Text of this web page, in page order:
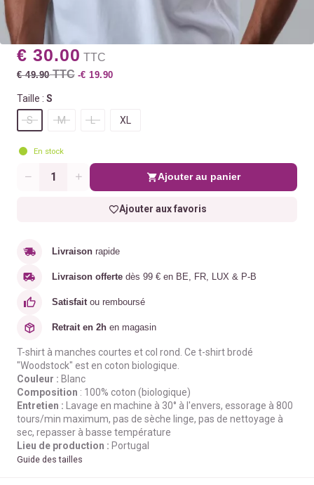
€ 30.00 TTC
€ 49.90TTC -€ 19.90
Taille : S
S
M L XL
En stock
Quantité Ajouter au panier
Ajouter aux favoris
Livraison rapide
Livraison offerte dès 99 € en BE, FR, LUX & P-B
Satisfait ou remboursé
Retrait en 2h en magasin
T-shirt à manches courtes et col rond. Ce t-shirt brodé
"Woodstock" est en coton biologique.
Couleur : Blanc
Composition : 100% coton (biologique)
Entretien : Lavage en machine à 30° à l'envers, essorage à 800
tours/min maximum, pas de sèche linge, pas de nettoyage à
sec, repasser à basse température
Lieu de production : Portugal
Guide des tailles